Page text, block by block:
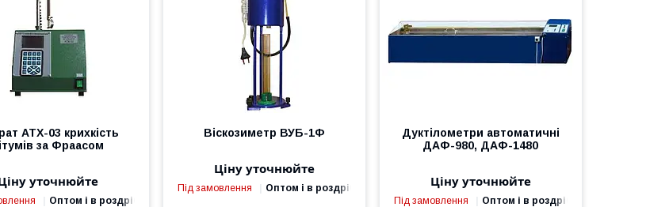
АТХ-03 крихкість
за Фраасом
уточнюйте
Оптом і в роздріб
Віскозиметр ВУБ-1Ф
Ціну уточнюйте
Під замовлення Оптом і в роздріб
Дуктілометри автоматичні
ДАФ-980, ДАФ-1480
Ціну уточнюйте
Під замовлення Оптом і в роздріб